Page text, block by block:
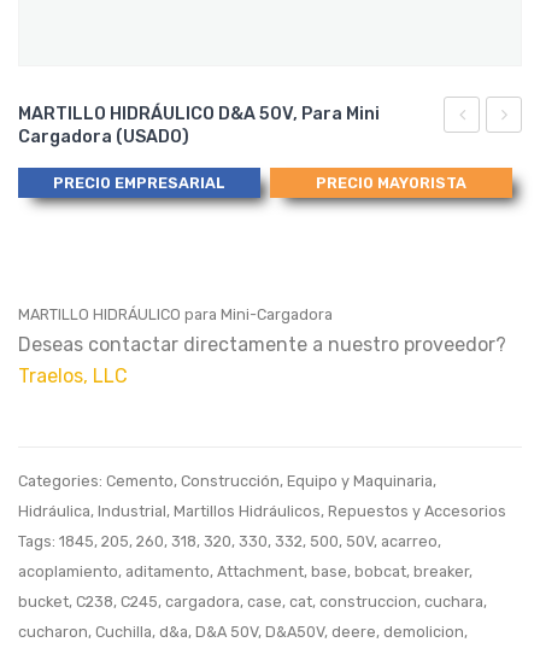
de
USADAAgua
MARTILLO HIDRÁULICO D&A 50V, Para Mini
Cargadora (USADO)
PRECIO EMPRESARIAL PRECIO MAYORISTA
MARTILLO HIDRÁULICO para Mini-Cargadora
Deseas contactar directamente a nuestro proveedor?
Traelos, LLC
Categories: Cemento, Construcción, Equipo y Maquinaria,
Hidráulica, Industrial, Martillos Hidráulicos, Repuestos y Accesorios
Tags: 1845, 205, 260, 318, 320, 330, 332, 500, 50V, acarreo,
acoplamiento, aditamento, Attachment, base, bobcat, breaker,
bucket, C238, C245, cargadora, case, cat, construccion, cuchara,
cucharon, Cuchilla, d&a, D&A 50V, D&A50V, deere, demolicion,